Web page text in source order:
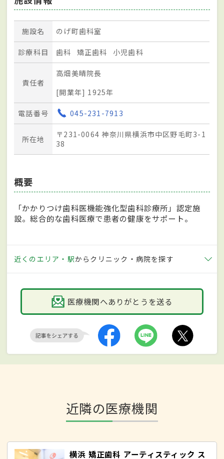
施設名 のげ町歯科室
診療科目 歯科 矯正歯科 小児歯科
責任者
高畑美晴院長
[開業年] 1925年
電話番号 045-231-7913
所在地
〒231-0064 神奈川県横浜市中区野毛町3-1
38
概要
「かかりつけ歯科医機能強化型歯科診療所」認定施
設。総合的な歯科医療で患者の健康をサポート。
近くのエリア・駅からクリニック・病院を探す
医療機関へありがとうを送る
近隣の医療機関
横浜 矯正歯科 アーティスティック ス